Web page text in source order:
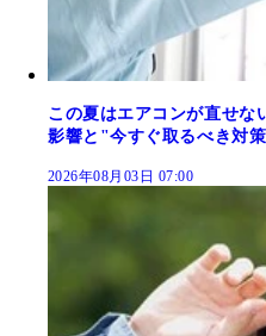
この夏はエアコンが直せ
影響と"今すぐ取るべき対
2026年08月03日 07:00